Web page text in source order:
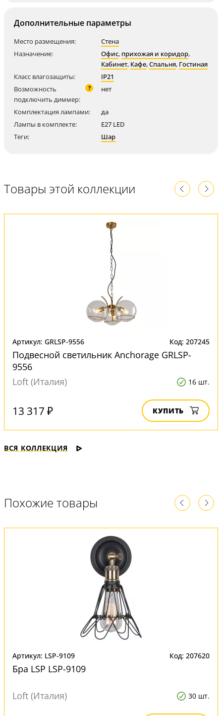
Дополнительные параметры
Место размещения:
Стена
Назначение:
Офис, прихожая и коридор,
Кабинет, Кафе,Спальня, Гостиная
Класс влагозащиты:
IP21
Возможность
подключить диммер:
? нет
Комплектация лампами:
да
Лампы в комплекте:
E27 LED
Теги:
Шар
Товары этой коллекции
Артикул: GRLSP-9556 Код: 207245
Подвесной светильник Anchorage GRLSP-
9556
Loft (Италия)
16 шт.
13 317 ₽ КУПИТЬ
ВСЯ КОЛЛЕКЦИЯ
Похожие товары
Артикул: LSP-9109 Код: 207620
Бра LSP LSP-9109
Loft (Италия) 30 шт.